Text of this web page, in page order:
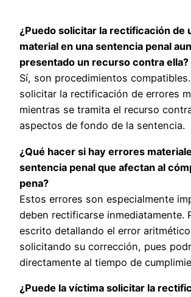
¿Puedo solicitar la rectificación de
material en una sentencia penal
presentado un recurso contra ella?
Sí, son procedimientos
solicitar la rectificación de errores
mientras se tramita el recurso
aspectos de fondo de la sentencia.
¿Qué hacer si hay errores
sentencia penal que afectan al
pena?
Estos errores son especialmente
deben rectificarse inmediatamente.
escrito detallando el error
solicitando su corrección, pues
directamente al tiempo de
¿Puede la víctima solicitar la